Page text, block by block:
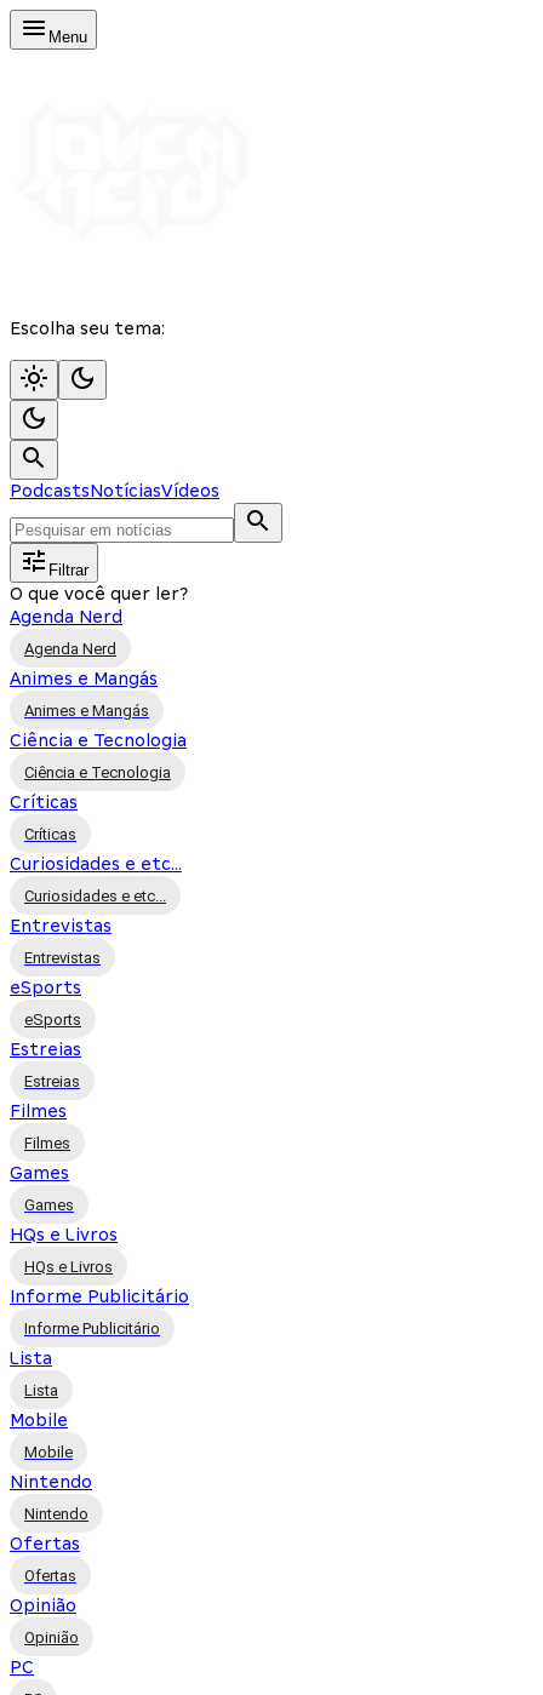
Menu
Escolha seu tema:
PodcastsNotíciasVídeos
Filtrar
O que você quer ler?
Agenda Nerd
Agenda Nerd
Animes e Mangás
Animes e Mangás
Ciência e Tecnologia
Ciência e Tecnologia
Críticas
Críticas
Curiosidades e etc...
Curiosidades e etc...
Entrevistas
Entrevistas
eSports
eSports
Estreias
Estreias
Filmes
Filmes
Games
Games
HQs e Livros
HQs e Livros
Informe Publicitário
Informe Publicitário
Lista
Lista
Mobile
Mobile
Nintendo
Nintendo
Ofertas
Ofertas
Opinião
Opinião
PC